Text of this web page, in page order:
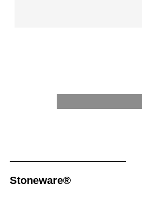
Stoneware®